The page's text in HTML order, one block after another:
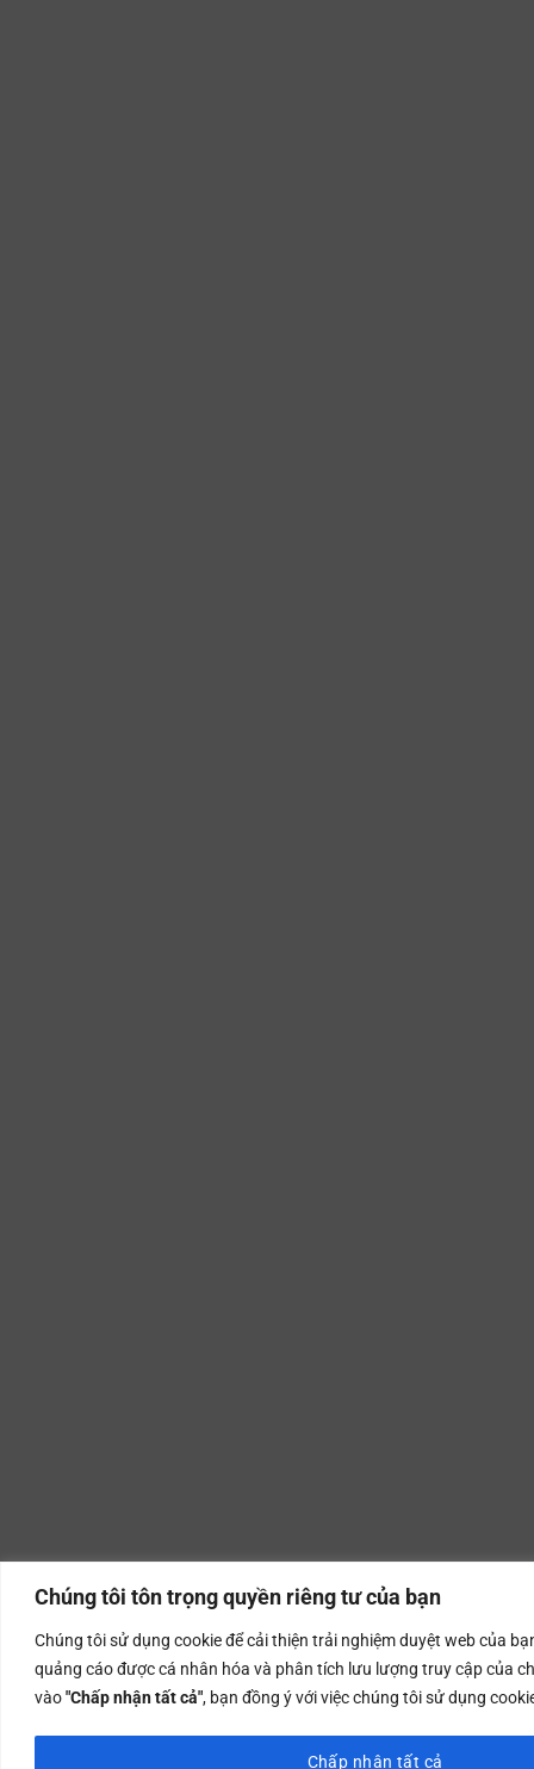
Chúng tôi tôn trọng quyền riêng tư của bạn
Chúng tôi sử dụng cookie để cải thiện trải nghiệm duyệt web của
quảng cáo được cá nhân hóa và phân tích lưu lượng truy cập của
vào"Chấp nhận tất cả", bạn đồng ý với việc chúng tôi sử dụng
Chấp nhận tất cả